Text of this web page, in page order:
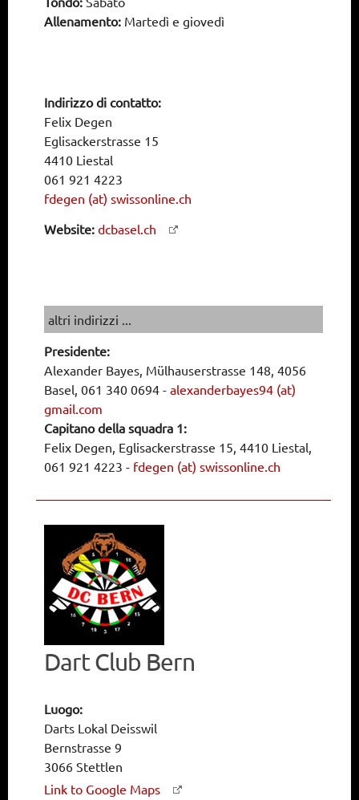
Allenamento: Martedì e giovedì
Indirizzo di contatto:
Felix Degen
Eglisackerstrasse 15
4410 Liestal
061 921 4223
fdegen (at) swissonline.ch
Website: dcbasel.ch
altri indirizzi ...
Presidente:
Alexander Bayes, Mülhauserstrasse 148, 4056
Basel, 061 340 0694 - alexanderbayes94 (at)
gmail.com
Capitano della squadra 1:
Felix Degen, Eglisackerstrasse 15, 4410 Liestal,
061 921 4223 - fdegen (at) swissonline.ch
Dart Club Bern
Luogo:
Darts Lokal Deisswil
Bernstrasse 9
3066 Stettlen
Link to Google Maps